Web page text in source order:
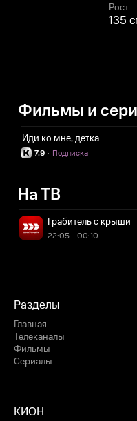
Рост
135
Фильмы и
Иди ко мне, детка
7.9 Подписка
·
На ТВ
Грабитель с крыши
22:05 - 00:10
Разделы
Главная
Телеканалы
Фильмы
Сериалы
КИОН